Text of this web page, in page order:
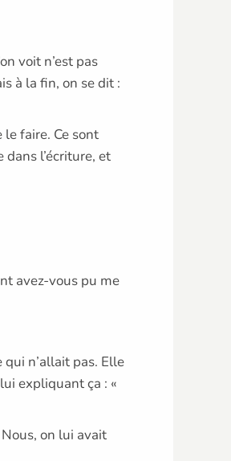
voit n’est pas
à la fin, on se dit :
le faire. Ce sont
l’écriture, et
avez-vous pu me
n’allait pas. Elle
expliquant ça : «
on lui avait